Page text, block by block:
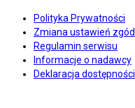
Polityka Prywatności
Zmiana ustawień zgód
Regulamin serwisu
Informacje o nadawcy
Deklaracja dostępności